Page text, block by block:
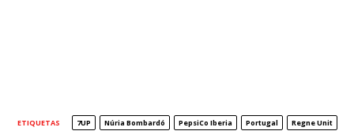
ETIQUETAS 7UP Núria Bombardó PepsiCo Iberia Portugal Regne Unit